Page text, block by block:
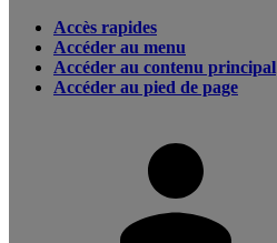
Accès rapides
Accéder au menu
Accéder au contenu principal
Accéder au pied de page